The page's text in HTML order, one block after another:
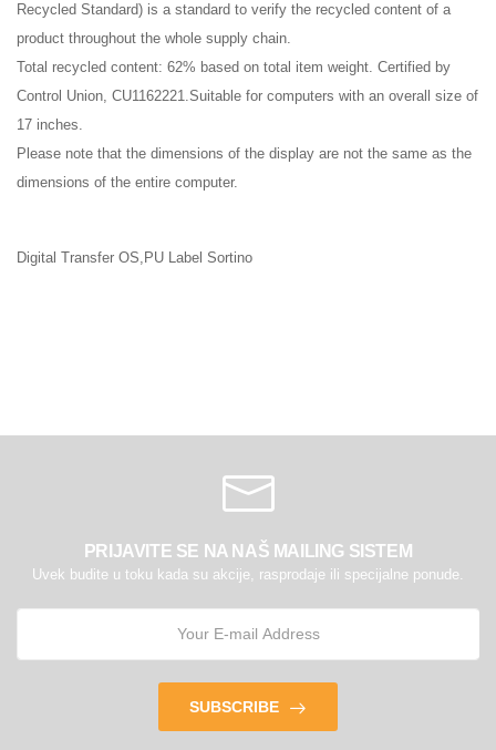
Recycled Standard) is a standard to verify the recycled content of a
product throughout the whole supply chain.
Total recycled content: 62% based on total item weight. Certified by
Control Union, CU1162221.Suitable for computers with an overall size of
17 inches.
Please note that the dimensions of the display are not the same as the
dimensions of the entire computer.
Digital Transfer OS,PU Label Sortino
PRIJAVITE SE NA NAŠ MAILING SISTEM
Uvek budite u toku kada su akcije, rasprodaje ili specijalne ponude.
SUBSCRIBE